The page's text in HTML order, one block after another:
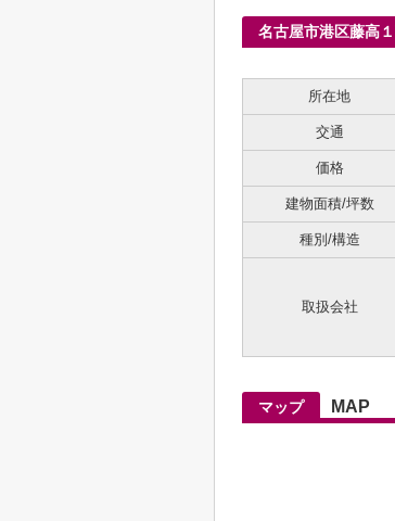
名古屋市港区藤高
所在地
交通
価格
建物面積/坪数
種別/構造
取扱会社
マップ MAP